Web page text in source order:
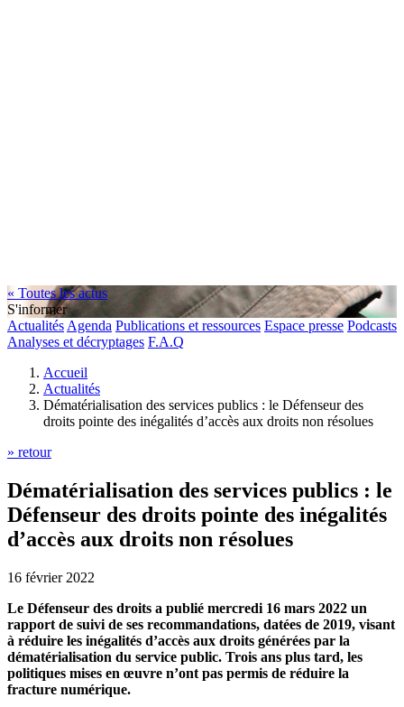
« Toutes les actus
S'informer
Actualités Agenda Publications et ressources Espace presse Podcasts
Analyses et décryptages F.A.Q
Accueil
Actualités
Dématérialisation des services publics : le Défenseur des
droits pointe des inégalités d’accès aux droits non résolues
» retour
Dématérialisation des services publics : le
Défenseur des droits pointe des inégalités
d’accès aux droits non résolues
16 février 2022
Le Défenseur des droits a publié mercredi 16 mars 2022 un
rapport de suivi de ses recommandations, datées de 2019, visant
à réduire les inégalités d’accès aux droits générées par la
dématérialisation du service public. Trois ans plus tard, les
politiques mises en œuvre n’ont pas permis de réduire la
fracture numérique.